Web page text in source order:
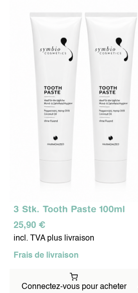
MON LIEU DE TRAVAIL &
ENTREPRISE
POUR MES ANIMAUX
POUR MES VOYAGES
MA
AUTRES
3 Stk. Tooth Paste 100ml
25,90 €
incl. TVA plus livraison
Frais de livraison
Connectez-vous pour acheter